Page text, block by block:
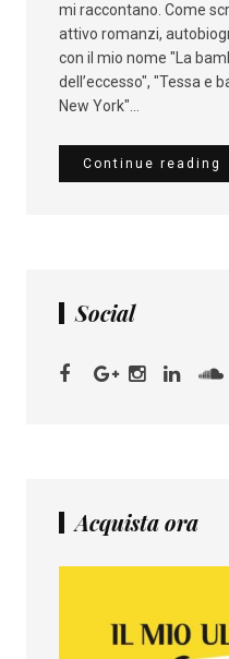
mi raccontano. Come
attivo romanzi,
con il mio nome "La
dell’eccesso", "Tessa e
New York"...
Continue reading
Social
Acquista ora